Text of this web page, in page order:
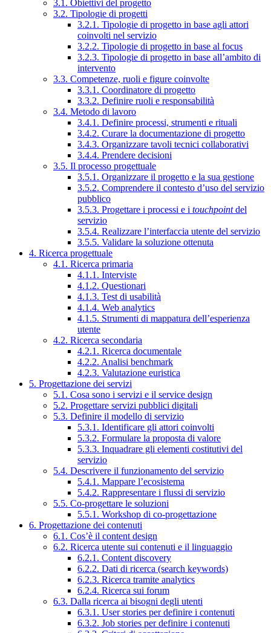
3.1. Obiettivi del progetto
3.2. Tipologie di progetti
3.2.1. Tipologie di progetto in base agli attori
coinvolti nel servizio
3.2.2. Tipologie di progetto in base al focus
3.2.3. Tipologie di progetto in base all’ambito di
intervento
3.3. Competenze, ruoli e figure coinvolte
3.3.1. Coordinatore di progetto
3.3.2. Definire ruoli e responsabilità
3.4. Metodo di lavoro
3.4.1. Definire processi, strumenti e rituali
3.4.2. Curare la documentazione di progetto
3.4.3. Organizzare tavoli tecnici collaborativi
3.4.4. Prendere decisioni
3.5. Il processo progettuale
3.5.1. Organizzare il progetto e la sua gestione
3.5.2. Comprendere il contesto d’uso del servizio
pubblico
3.5.3. Progettare i processi e i touchpointdel
servizio
3.5.4. Realizzare l’interfaccia utente del servizio
3.5.5. Validare la soluzione ottenuta
4. Ricerca progettuale
4.1. Ricerca primaria
4.1.1. Interviste
4.1.2. Questionari
4.1.3. Test di usabilità
4.1.4. Web analytics
4.1.5. Strumenti di mappatura dell’esperienza
utente
4.2. Ricerca secondaria
4.2.1. Ricerca documentale
4.2.2. Analisi benchmark
4.2.3. Valutazione euristica
5. Progettazione dei servizi
5.1. Cosa sono i servizi e il service design
5.2. Progettare servizi pubblici digitali
5.3. Definire il modello di servizio
5.3.1. Identificare gli attori coinvolti
5.3.2. Formulare la proposta di valore
5.3.3. Inquadrare gli elementi costitutivi del
servizio
5.4. Descrivere il funzionamento del servizio
5.4.1. Mappare l’ecosistema
5.4.2. Rappresentare i flussi di servizio
5.5. Co-progettare le soluzioni
5.5.1. Workshop di co-progettazione
6. Progettazione dei contenuti
6.1. Cos’è il content design
6.2. Ricerca utente sui contenuti e il linguaggio
6.2.1. Content discovery
6.2.2. Dati di ricerca (search keywords)
6.2.3. Ricerca tramite analytics
6.2.4. Ricerca sui forum
6.3. Dalla ricerca ai bisogni degli utenti
6.3.1. User stories per definire i contenuti
6.3.2. Job stories per definire i contenuti